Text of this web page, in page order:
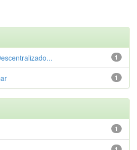
1
1
1